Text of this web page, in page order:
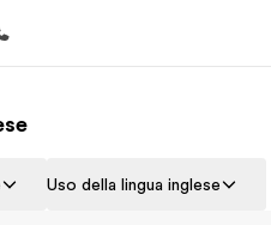
Programmi
Uso della lingua inglese